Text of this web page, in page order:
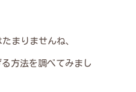
たまりませんね、
方法を調べてみまし